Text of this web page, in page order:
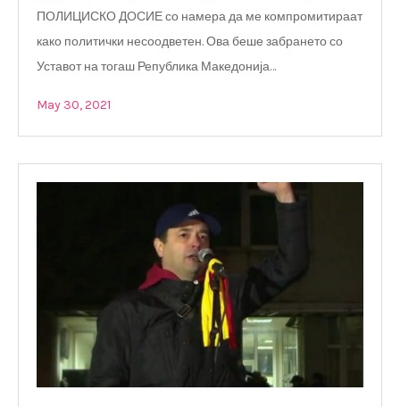
ПОЛИЦИСКО ДОСИЕ со намера да ме компромитираат
како политички несоодветен. Ова беше забрането со
Уставот на тогаш Република Македонија…
May 30, 2021